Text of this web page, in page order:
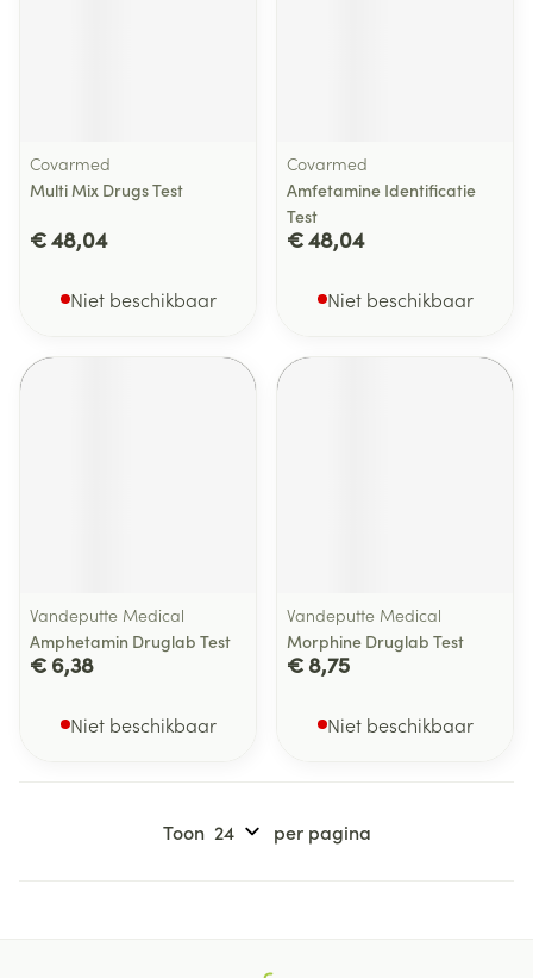
Covarmed
Multi Mix Drugs Test
€ 48,04
Niet beschikbaar
Covarmed
Amfetamine Identificatie
Test
€ 48,04
Niet beschikbaar
Vandeputte Medical
Amphetamin Druglab Test
€ 6,38
Niet beschikbaar
Vandeputte Medical
Morphine Druglab Test
€ 8,75
Niet beschikbaar
Toon per pagina